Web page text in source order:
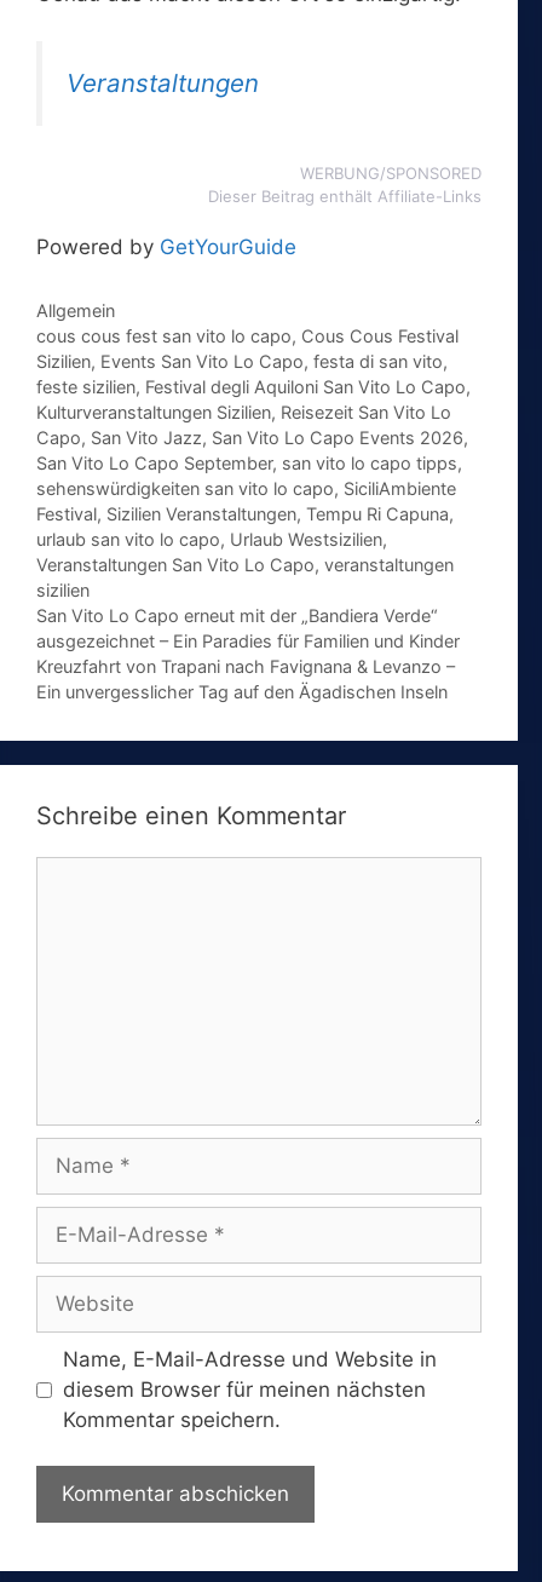
Veranstaltungen
WERBUNG/SPONSORED
Dieser Beitrag enthält Affiliate-Links
Powered by GetYourGuide
Kategorien
Allgemein
Schlagwörter
cous cous fest san vito lo capo, Cous Cous Festival
Sizilien, Events San Vito Lo Capo, festa di san vito,
feste sizilien, Festival degli Aquiloni San Vito Lo Capo,
Kulturveranstaltungen Sizilien, Reisezeit San Vito Lo
Capo, San Vito Jazz, San Vito Lo Capo Events 2026,
San Vito Lo Capo September, san vito lo capo tipps,
sehenswürdigkeiten san vito lo capo, SiciliAmbiente
Festival, Sizilien Veranstaltungen, Tempu Ri Capuna,
urlaub san vito lo capo, Urlaub Westsizilien,
Veranstaltungen San Vito Lo Capo, veranstaltungen
sizilien
San Vito Lo Capo erneut mit der „Bandiera Verde“
ausgezeichnet – Ein Paradies für Familien und Kinder
Kreuzfahrt von Trapani nach Favignana & Levanzo –
Ein unvergesslicher Tag auf den Ägadischen Inseln
Schreibe einen Kommentar
Mail-
Adresse
Name, E-Mail-Adresse und Website in
diesem Browser für meinen nächsten
Kommentar speichern.